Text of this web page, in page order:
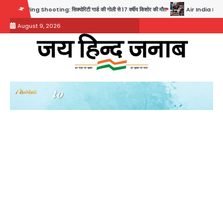
content
Shooting: सिक्योरिटी गार्ड की गोली से 17 वर्षीय किशोर की मौत Air India Phuket Delhi
August 9, 2026